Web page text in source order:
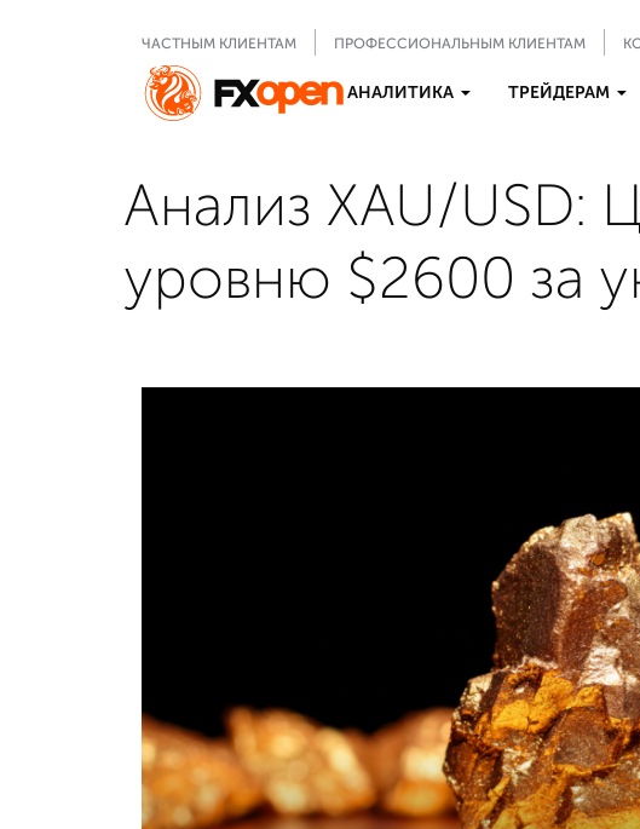
ЧАСТНЫМ КЛИЕНТАМ ПРОФЕССИОНАЛЬНЫМ КЛИЕНТАМ
АНАЛИТИКА ТРЕЙДЕРАМ
Анализ XAU/USD:
уровню $2600 за